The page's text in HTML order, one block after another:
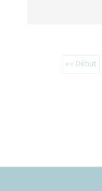
«« Début